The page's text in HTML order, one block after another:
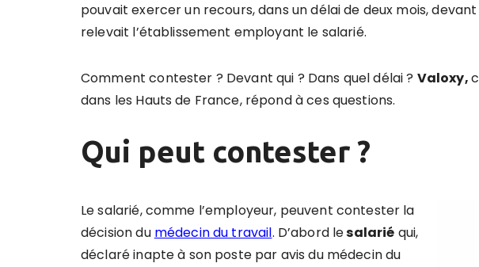
pouvait exercer un recours, dans un délai de deux mois,
relevait l’établissement employant le salarié.
Comment contester ? Devant qui ? Dans quel délai ? Valoxy,
dans les Hauts de France, répond à ces questions.
Qui peut contester ?
Le salarié, comme l’employeur, peuvent contester la
décision du médecin du travail. D’abord lesalarié qui,
déclaré inapte à son poste par avis du médecin du